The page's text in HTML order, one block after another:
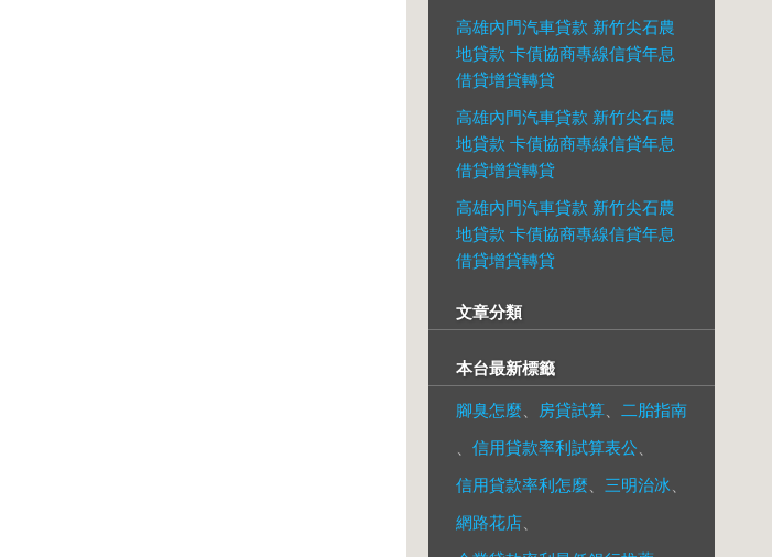
高雄內門汽車貸款 新竹尖石農
地貸款 卡債協商專線信貸年息
借貸增貸轉貸
高雄內門汽車貸款 新竹尖石農
地貸款 卡債協商專線信貸年息
借貸增貸轉貸
高雄內門汽車貸款 新竹尖石農
地貸款 卡債協商專線信貸年息
借貸增貸轉貸
文章分類
本台最新標籤
腳臭怎麼 房貸試算
二胎指南
信用貸款率利試算表公
信用貸款率利怎麼
三明治冰
網路花店